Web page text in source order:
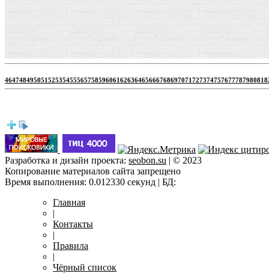
464748495051525354555657585960616263646566676869707172737475767778798081
Разработка и дизайн проекта: seobon.su | © 2023
Копирование материалов сайта запрещено
Время выполнения: 0.012330 секунд | БД:
Главная
|
Контакты
|
Правила
|
Чёрный список